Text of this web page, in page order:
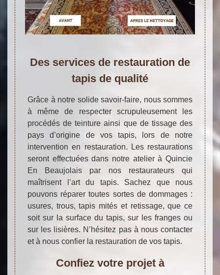
Des services de restauration de
tapis de qualité
Grâce à notre solide savoir-faire, nous sommes
à même de respecter scrupuleusement les
procédés de teinture ainsi que de tissage des
pays d’origine de vos tapis, lors de notre
intervention en restauration. Les restaurations
seront effectuées dans notre atelier à Quincie
En Beaujolais par nos restaurateurs qui
maîtrisent l’art du tapis. Sachez que nous
pouvons réparer toutes sortes de dommages :
usures, trous, tapis mités et retissage, que ce
soit sur la surface du tapis, sur les franges ou
sur les lisières. N’hésitez pas à nous contacter
et à nous confier la restauration de vos tapis.
Confiez votre projet à